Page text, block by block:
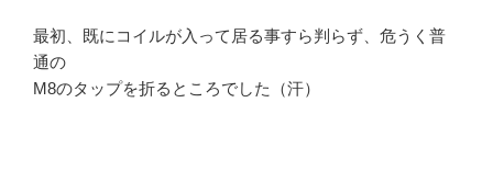
最初、既にコイルが入って居る事すら判らず、危うく普
通の
M8のタップを折るところでした（汗）